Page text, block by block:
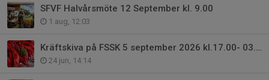
SFVF Halvårsmöte 12 September kl. 9.00
1 aug, 12:03
Kräftskiva på FSSK 5 september 2026 kl.17.00- 03.00
24 jun, 14:14